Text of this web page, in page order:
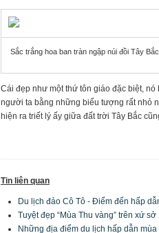
Sắc trắng hoa ban tràn ngập núi đồi Tây
Cái đẹp như một thứ tôn giáo đặc biệt,
người ta bằng những biểu tượng rất nhỏ
hiện ra triết lý ấy giữa đất trời Tây Bắc
Tin liên quan
Du lịch đảo Cô Tô - Điểm đến hấp
Tuyệt đẹp “Mùa Thu vàng” trên xứ
Những địa điểm du lịch hấp dẫn